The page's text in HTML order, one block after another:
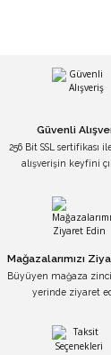
Güvenli
256 Bit SSL sertifikası
alışverişin keyfini
Mağazalarımızı
Büyüyen mağaza
yerinde ziyaret